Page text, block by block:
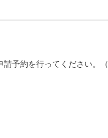
予約を行ってください。（